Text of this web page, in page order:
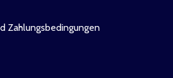
Zahlungsbedingungen